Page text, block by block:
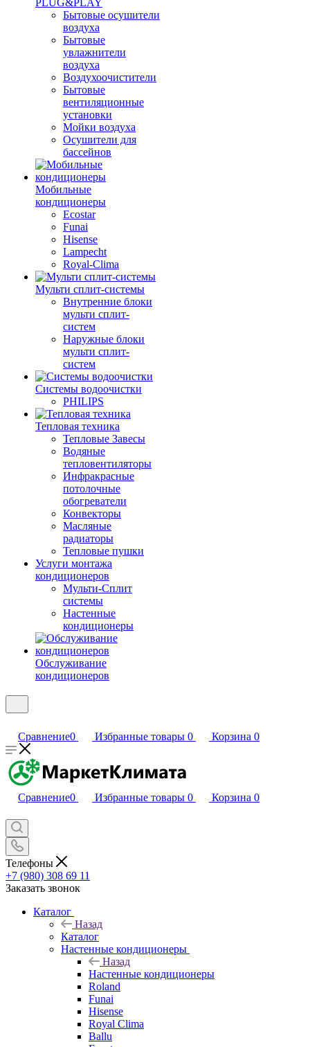
PLUG&PLAY
Бытовые осушители
воздуха
Бытовые
увлажнители
воздуха
Воздухоочистители
Бытовые
вентиляционные
установки
Мойки воздуха
Осушители для
бассейнов
Мобильные
кондиционеры
Ecostar
Funai
Hisense
Lampecht
Royal-Clima
Мульти сплит-системы
Внутренние блоки
мульти сплит-
систем
Наружные блоки
мульти сплит-
систем
Системы водоочистки
PHILIPS
Тепловая техника
Тепловые Завесы
Водяные
тепловентиляторы
Инфракрасные
потолочные
обогреватели
Конвекторы
Масляные
радиаторы
Тепловые пушки
Услуги монтажа
кондиционеров
Мульти-Сплит
системы
Настенные
кондиционеры
Обслуживание
кондиционеров
Сравнение0 Избранные товары 0 Корзина 0
Сравнение0 Избранные товары 0 Корзина 0
Телефоны
+7 (980) 308 69 11
Заказать звонок
Каталог
Назад
Каталог
Настенные кондиционеры
Назад
Настенные кондиционеры
Roland
Funai
Hisense
Royal Clima
Ballu